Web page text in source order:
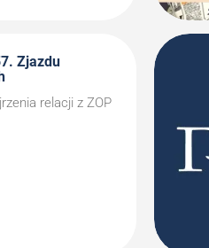
Zjazdu
relacji z ZOP